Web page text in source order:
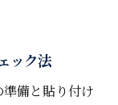
適効果まと
を徹底レ
ック法
備と貼り付け